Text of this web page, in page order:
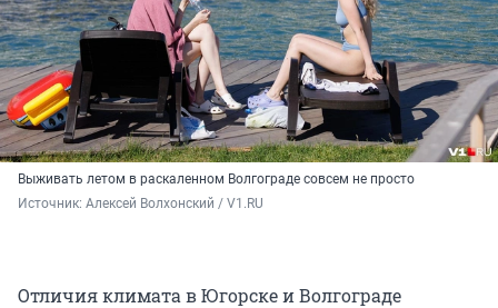
Выживать летом в раскаленном Волгограде совсем не просто
Источник: Алексей Волхонский / V1.RU
Отличия климата в Югорске и Волгограде